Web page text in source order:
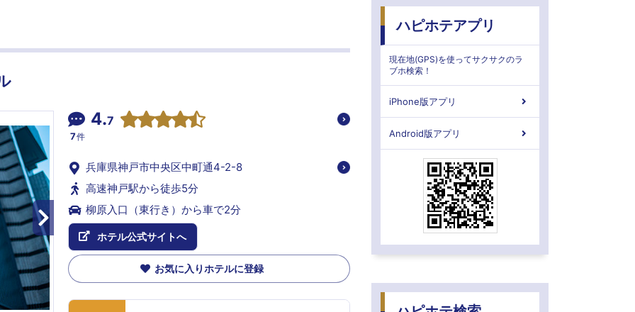
4.7
7件
兵庫県神戸市中央区中町通4-2-8
高速神戸駅から徒歩5分
柳原入口（東行き）から車で2分
ホテル公式サイトへ
お気に入りホテルに登録
ハピホテアプリ
現在地(GPS)を使ってサクサクのラ
ブホ検索！
iPhone版アプリ
Android版アプリ